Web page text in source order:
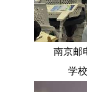
南京邮
学